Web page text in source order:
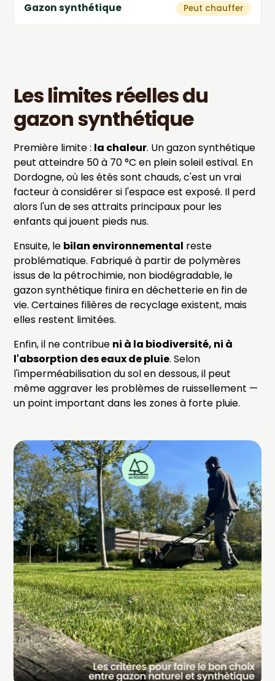
Peut chauffer
Les limites réelles du
gazon synthétique
Première limite : la chaleur. Un gazon synthétique
peut atteindre 50 à 70 °C en plein soleil estival. En
Dordogne, où les étés sont chauds, c'est un vrai
facteur à considérer si l'espace est exposé. Il perd
alors l'un de ses attraits principaux pour les
enfants qui jouent pieds nus.
Ensuite, le bilan environnemental reste
problématique. Fabriqué à partir de polymères
issus de la pétrochimie, non biodégradable, le
gazon synthétique finira en déchetterie en fin de
vie. Certaines filières de recyclage existent, mais
elles restent limitées.
Enfin, il ne contribue ni à la biodiversité, ni à
l'absorption des eaux de pluie. Selon
l'imperméabilisation du sol en dessous, il peut
même aggraver les problèmes de ruissellement —
un point important dans les zones à forte pluie.